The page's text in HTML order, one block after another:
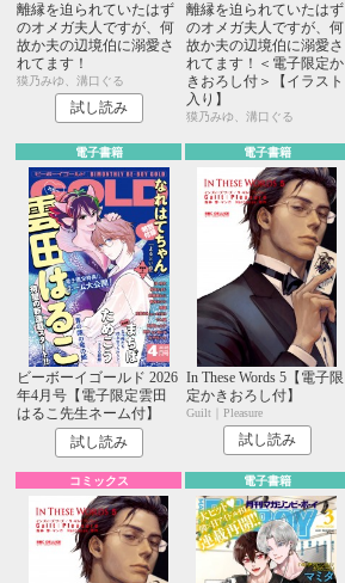
離縁を迫られていたはず
のオメガ夫人ですが、何
故か夫の辺境伯に溺愛さ
れてます！
獏乃みゆ、溝口ぐる
試し読み
離縁を迫られていたはず
のオメガ夫人ですが、何
故か夫の辺境伯に溺愛さ
れてます！＜電子限定か
きおろし付＞【イラスト
入り】
獏乃みゆ、溝口ぐる
電子書籍
ビーボーイゴールド 2026
年4月号【電子限定雲田
はるこ先生ネーム付】
試し読み
電子書籍
In These Words 5【電子限
定かきおろし付】
Guilt｜Pleasure
試し読み
コミックス 電子書籍